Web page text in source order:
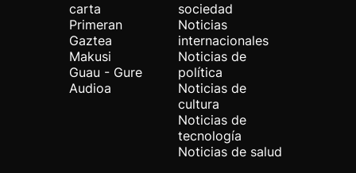
carta
Primeran
Gaztea
Makusi
Guau - Gure
Audioa
sociedad
Noticias
internacionales
Noticias de
política
Noticias de
cultura
Noticias de
tecnología
Noticias de salud